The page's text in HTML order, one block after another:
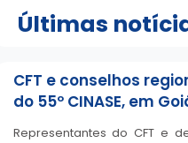
Últimas
CFT e conselhos
do 55º CINASE, em
Representantes do CFT e